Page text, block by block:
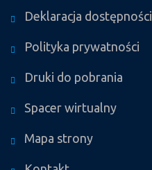
Deklaracja dostępności
Polityka prywatności
Druki do pobrania
Spacer wirtualny
Mapa strony